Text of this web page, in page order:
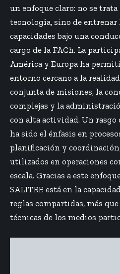
un enfoque claro: no se
tecnología, sino de
capacidades bajo una
cargo de la FACh. La
América y Europa ha
entorno cercano a la
conjunta de misiones, la
complejas y la
con alta actividad. Un
ha sido el énfasis en
planificación y
utilizados en operaciones
escala. Gracias a este
SALITRE está en la
reglas compartidas, más
técnicas de los medios